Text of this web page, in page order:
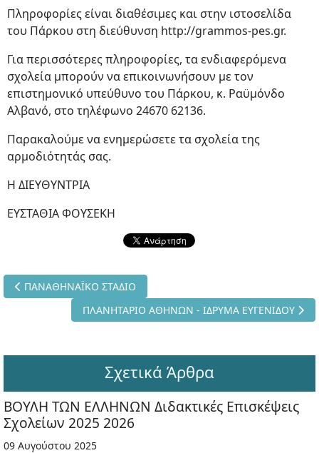
Πληροφορίες είναι διαθέσιμες και στην ιστοσελίδα
του Πάρκου στη διεύθυνση http://grammos-pes.gr.
Για περισσότερες πληροφορίες, τα ενδιαφερόμενα
σχολεία μπορούν να επικοινωνήσουν με τον
επιστημονικό υπεύθυνο του Πάρκου, κ. Ραϋμόνδο
Αλβανό, στο τηλέφωνο 24670 62136.
Παρακαλούμε να ενημερώσετε τα σχολεία της
αρμοδιότητάς σας.
Η ΔΙΕΥΘΥΝΤΡΙΑ
ΕΥΣΤΑΘΙΑ ΦΟΥΣΕΚΗ
Προηγούμενο άρθρο: ΠΑΝΑΘΗΝΑΪΚΟ ΣΤΑΔΙΟ
ΠΑΝΑΘΗΝΑΪΚΟ ΣΤΑΔΙΟ
Επόμενο άρθρο: ΠΛΑΝΗΤΑΡΙΟ ΑΘΗΝΩΝ - ΙΔΡΥΜΑ
ΠΛΑΝΗΤΑΡΙΟ ΑΘΗΝΩΝ - ΙΔΡΥΜΑ ΕΥΓΕΝΙΔΟΥ
Σχετικά Άρθρα
ΒΟΥΛΗ ΤΩΝ ΕΛΛΗΝΩΝ Διδακτικές Επισκέψεις
Σχολείων 2025 2026
09 Αυγούστου 2025